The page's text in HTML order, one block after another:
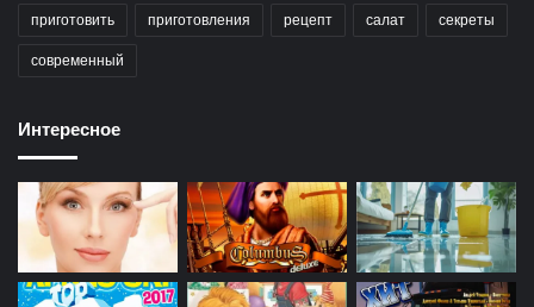
приготовить приготовления рецепт салат секреты
современный
Интересное